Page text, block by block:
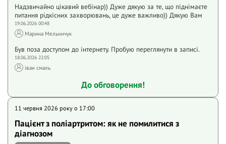
Надзвичайно цікавий вебінар)) Дуже дякую за те, що піднімаєте
питання рідкісних захворювань, це дуже важливо)) Дякую Вам
19.06.2026 00:48
Марина Мельничук
Був поза доступом до інтернету. Пробую переглянути в записі.
18.06.2026 22:05
іван смаль
До обговорення!
11 червня 2026 року o 17:00
Пацієнт з поліартритом: як не помилитися з
діагнозом